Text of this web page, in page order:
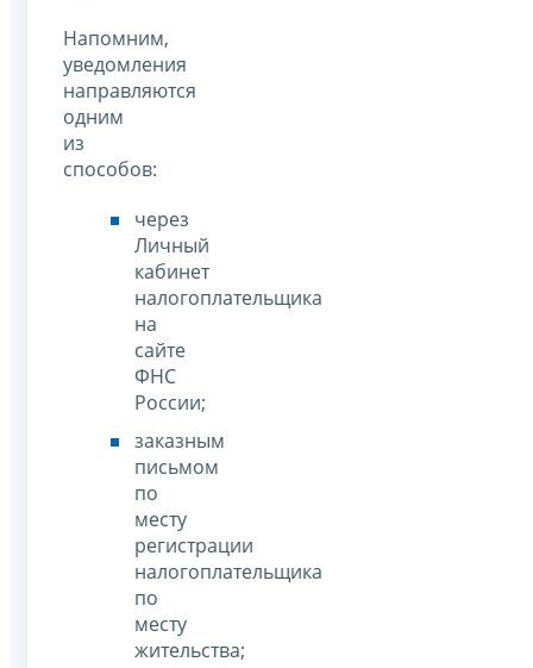
Напомним,
уведомления
направляются
одним
из
способов:
через
Личный
кабинет
налогоплательщика
на
сайте
ФНС
России;
заказным
письмом
по
месту
регистрации
налогоплательщика
по
месту
жительства;